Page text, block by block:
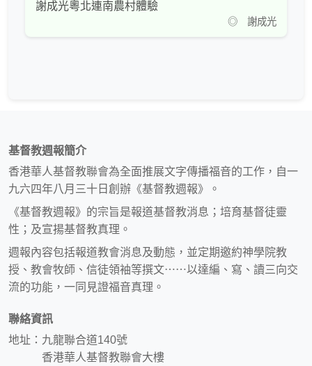
謝成光粵北連南農村體驗
◎ 謝成光
基督教週報簡介
香港華人基督教聯會為全面推展文字傳播福音的工作，自一
九六四年八月三十日創辦《基督教週報》。
《基督教週報》的宗旨是報道基督教消息；培育基督徒靈
性；及宣揚基督教真理。
週報內容包括報道教會消息及動態，並定期邀約神學院教
授、教會牧師、信徒領袖等撰文⋯⋯以達編、寫、讀三向交
流的功能，一同見證福音真理。
聯絡資訊
地址：九龍聯合道140號
香港華人基督教聯會大樓